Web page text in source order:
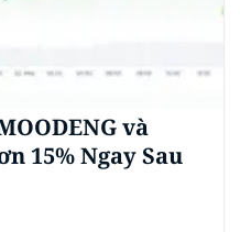
và
15% Ngay Sau